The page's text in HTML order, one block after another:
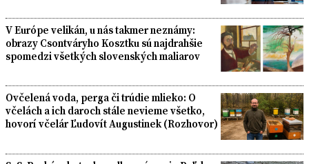
V Európe velikán, u nás takmer neznámy:
obrazy Csontváryho Kosztku sú najdrahšie
spomedzi všetkých slovenských maliarov
Ovčelená voda, perga či trúdie mlieko: O
včelách a ich daroch stále nevieme všetko,
hovorí včelár Ľudovít Augustinek (Rozhovor)